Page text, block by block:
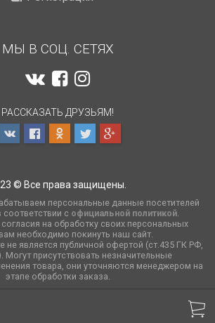
МЫ В СОЦ. СЕТЯХ
РАССКАЗАТЬ ДРУЗЬЯМ!
© Все права защищены.
персональные данные посетителей
с официальной политикой.
на обработку своих персональных
необходимо покинуть наш сайт.
не является публичной офертой (ст.435 ГК РФ,
Могут присутствовать незначительные
товара, они уточняются менеджером на
этапе обработки заказа.